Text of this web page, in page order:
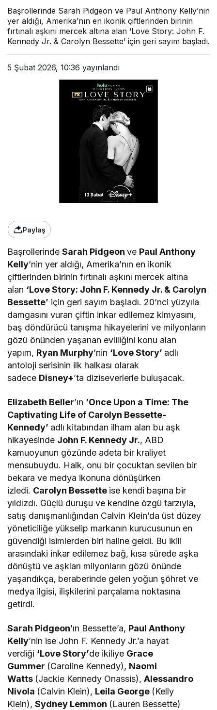
Başrollerinde Sarah Pidgeon ve Paul Anthony Kelly’nin
yer aldığı, Amerika’nın en ikonik çiftlerinden birinin
fırtınalı aşkını mercek altına alan ‘Love Story: John F.
Kennedy Jr. & Carolyn Bessette’ için geri sayım başladı.
5 Şubat 2026, 10:36 yayınlandı
Paylaş
BaşrollerindeSarah Pidgeonve Paul Anthony
Kelly’nin yer aldığı, Amerika’nın en ikonik
çiftlerinden birinin fırtınalı aşkını mercek altına
alan ‘Love Story: John F. Kennedy Jr. & Carolyn
Bessette’ için geri sayım başladı. 20’nci yüzyıla
damgasını vuran çiftin inkar edilemez kimyasını,
baş döndürücü tanışma hikayelerini ve milyonların
gözü önünden yaşanan evliliğini konu alan
yapım, Ryan Murphy’nin ‘Love Story’ adlı
antoloji serisinin ilk halkası olarak
sadece Disney+’ta diziseverlerle buluşacak.
Elizabeth Beller’ın ‘Once Upon a Time: The
Captivating Life of Carolyn Bessette-
Kennedy’ adlı kitabından ilham alan bu aşk
hikayesinde John F. Kennedy Jr., ABD
kamuoyunun gözünde adeta bir kraliyet
mensubuydu. Halk, onu bir çocuktan sevilen bir
bekara ve medya ikonuna dönüşürken
izledi. Carolyn Bessette ise kendi başına bir
yıldızdı. Güçlü duruşu ve kendine özgü tarzıyla,
satış danışmanlığından Calvin Klein’da üst düzey
yöneticiliğe yükselip markanın kurucusunun en
güvendiği isimlerden biri haline geldi. Bu ikili
arasındaki inkar edilemez bağ, kısa sürede aşka
dönüştü ve aşkları milyonların gözü önünde
yaşandıkça, beraberinde gelen yoğun şöhret ve
medya ilgisi, ilişkilerini parçalama noktasına
getirdi.
Sarah Pidgeon’ın Bessette’a, Paul Anthony
Kelly’nin ise John F. Kennedy Jr.’a hayat
verdiği ‘Love Story’de ikiliye Grace
Gummer (Caroline Kennedy), Naomi
Watts (Jackie Kennedy Onassis),Alessandro
Nivola (Calvin Klein), Leila George (Kelly
Klein),Sydney Lemmon (Lauren Bessette)